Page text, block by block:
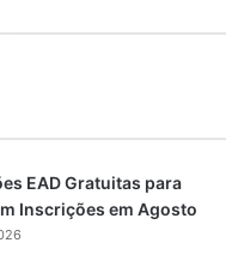
EAD Gratuitas para
Inscrições em Agosto